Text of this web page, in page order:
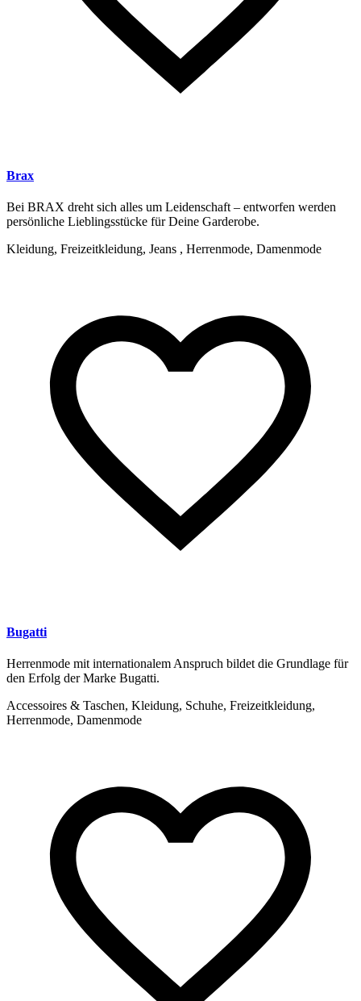
Brax
Bei BRAX dreht sich alles um Leidenschaft – entworfen werden
persönliche Lieblingsstücke für Deine Garderobe.
Kleidung, Freizeitkleidung, Jeans , Herrenmode, Damenmode
Bugatti
Herrenmode mit internationalem Anspruch bildet die Grundlage für
den Erfolg der Marke Bugatti.
Accessoires & Taschen, Kleidung, Schuhe, Freizeitkleidung,
Herrenmode, Damenmode